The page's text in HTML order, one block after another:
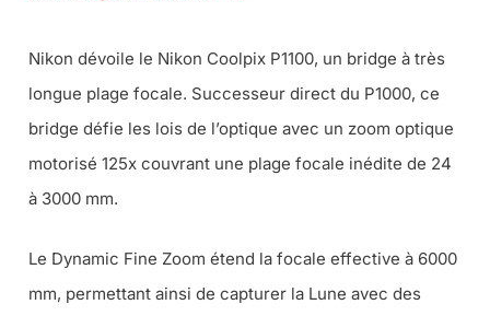
Nikon dévoile le Nikon Coolpix P1100, un bridge à très
longue plage focale. Successeur direct du P1000, ce
bridge défie les lois de l’optique avec un zoom optique
motorisé 125x couvrant une plage focale inédite de 24
à 3000 mm.
Le Dynamic Fine Zoom étend la focale effective à 6000
mm, permettant ainsi de capturer la Lune avec des